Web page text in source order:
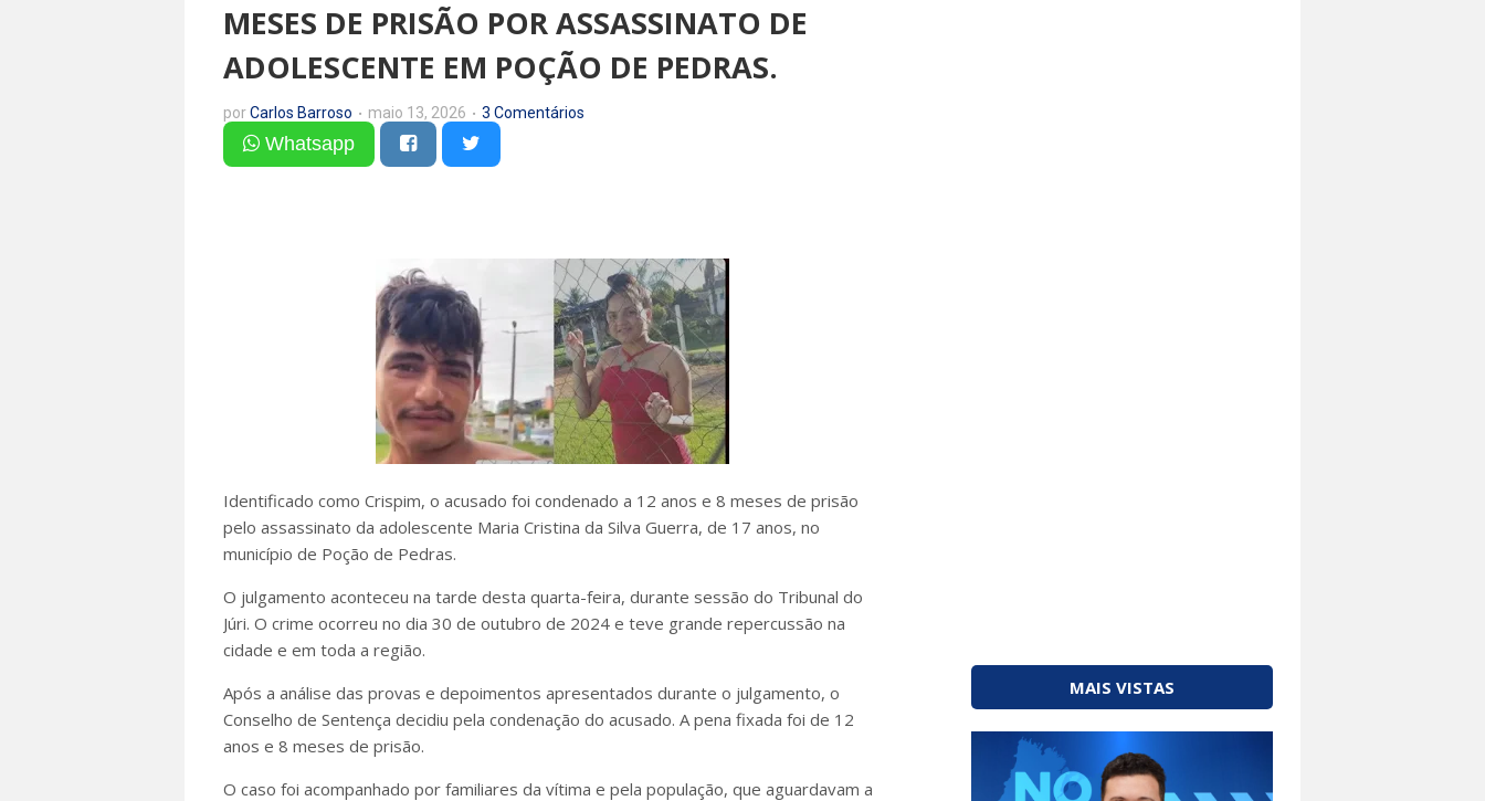
MESES DE PRISÃO POR ASSASSINATO DE
ADOLESCENTE EM POÇÃO DE PEDRAS.
porCarlos Barroso maio 13, 2026 3 Comentários
Whatsapp
Identificado como Crispim, o acusado foi condenado a 12 anos e 8 meses de prisão
pelo assassinato da adolescente Maria Cristina da Silva Guerra, de 17 anos, no
município de Poção de Pedras.
O julgamento aconteceu na tarde desta quarta-feira, durante sessão do Tribunal do
Júri. O crime ocorreu no dia 30 de outubro de 2024 e teve grande repercussão na
cidade e em toda a região.
Após a análise das provas e depoimentos apresentados durante o julgamento, o
Conselho de Sentença decidiu pela condenação do acusado. A pena fixada foi de 12
anos e 8 meses de prisão.
O caso foi acompanhado por familiares da vítima e pela população, que aguardavam a
MAIS VISTAS